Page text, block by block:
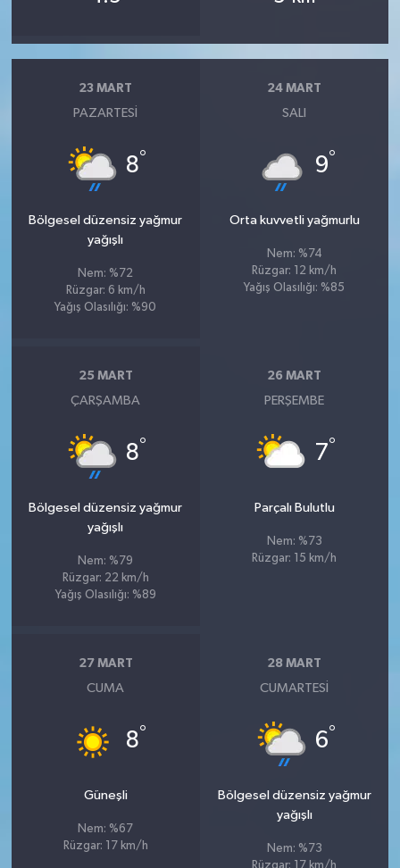
23 MART
PAZARTESI
8°
Bölgesel düzensiz yağmur
yağışlı
Nem: %72
Rüzgar: 6 km/h
Yağış Olasılığı: %90
24 MART
SALI
9°
Orta kuvvetli yağmurlu
Nem: %74
Rüzgar: 12 km/h
Yağış Olasılığı: %85
25 MART
ÇARŞAMBA
8°
Bölgesel düzensiz yağmur
yağışlı
Nem: %79
Rüzgar: 22 km/h
Yağış Olasılığı: %89
26 MART
PERŞEMBE
7°
Parçalı Bulutlu
Nem: %73
Rüzgar: 15 km/h
27 MART
CUMA
8°
Güneşli
Nem: %67
Rüzgar: 17 km/h
28 MART
CUMARTESI
6°
Bölgesel düzensiz yağmur
yağışlı
Nem: %73
Rüzgar: 17 km/h